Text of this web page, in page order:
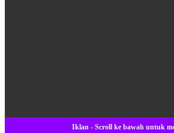
Iklan - Scroll ke bawah untuk